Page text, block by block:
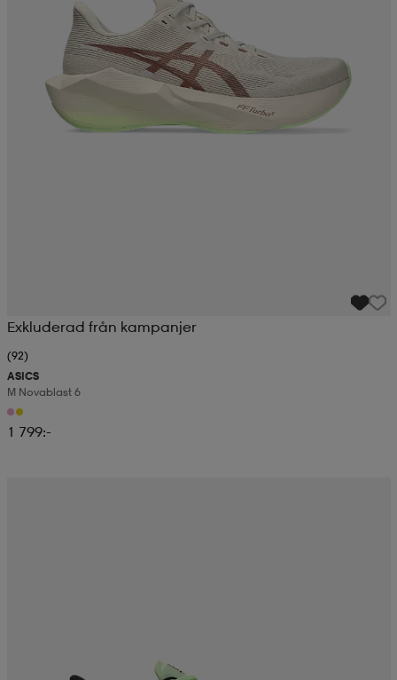
Exkluderad från kampanjer
(92)
ASICS
M Novablast 6
1 799:-